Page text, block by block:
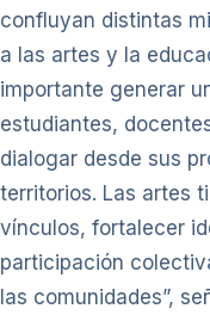
confluyan distintas
a las artes y la
importante generar
estudiantes,
dialogar desde sus
territorios. Las artes
vínculos, fortalecer
participación
las comunidades”,